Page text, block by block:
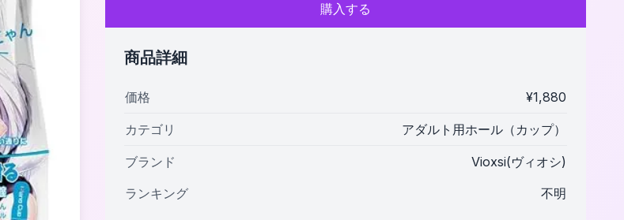
購入する
商品詳細
価格 ¥1,880
カテゴリ アダルト用ホール（カップ）
ブランド
Vioxsi(ヴィオシ)
ランキング
不明